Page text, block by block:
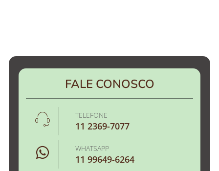
FALE CONOSCO
TELEFONE
11 2369-7077
WHATSAPP
11 99649-6264